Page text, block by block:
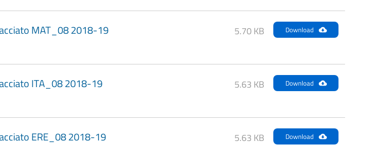
MAT_08 2018-19 5.70 KB Download
ITA_08 2018-19 5.63 KB Download
ERE_08 2018-19 5.63 KB Download